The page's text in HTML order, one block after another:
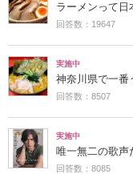
ラーメンって日
回答数：19647
実施中
神奈川県で一番
回答数：8507
実施中
唯一無二の歌声
回答数：8085